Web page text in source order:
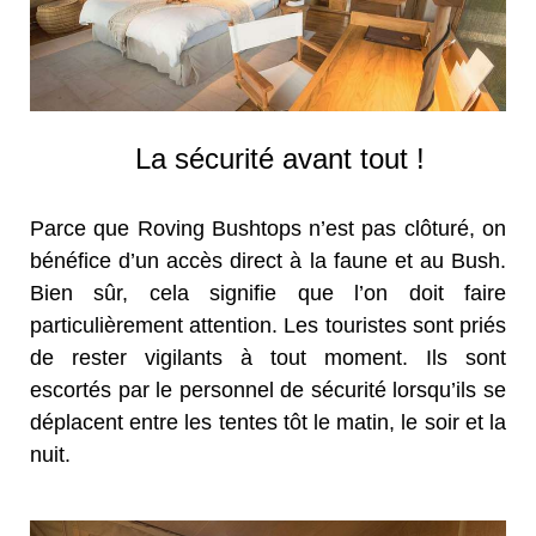
La sécurité avant tout !
Parce que Roving Bushtops n’est pas clôturé, on
bénéfice d’un accès direct à la faune et au Bush.
Bien sûr, cela signifie que l’on doit faire
particulièrement attention. Les touristes sont priés
de rester vigilants à tout moment. Ils sont
escortés par le personnel de sécurité lorsqu’ils se
déplacent entre les tentes tôt le matin, le soir et la
nuit.